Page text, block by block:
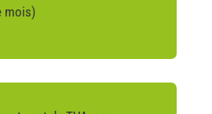
mois)